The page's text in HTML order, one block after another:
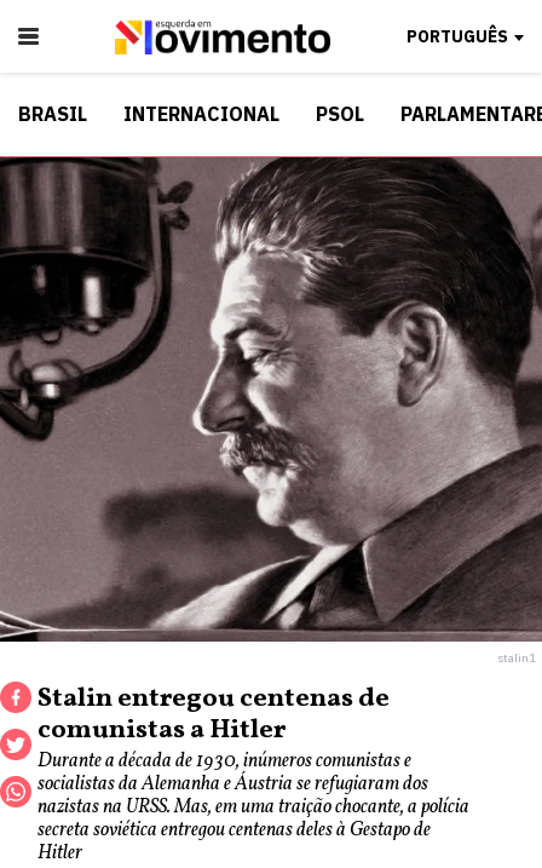
PORTUGUÊS
BRASIL INTERNACIONAL PSOL
stalin1
Stalin entregou centenas de
comunistas a Hitler
Durante a década de 1930, inúmeros comunistas e
socialistas da Alemanha e Áustria se refugiaram dos
nazistas na URSS. Mas, em uma traição chocante, a polícia
secreta soviética entregou centenas deles à Gestapo de
Hitler